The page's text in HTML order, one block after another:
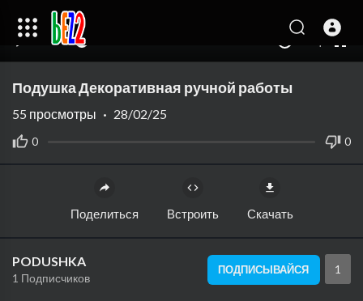
00:00
auto
Подушка Декоративная ручной работы
0 0
55 просмотры · 28/02/25
Поделиться Встроить Скачать
PODUSHKA
1 Подписчиков
ПОДПИСЫВАЙСЯ 1